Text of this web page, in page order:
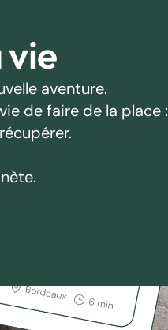
vie
aventure.
de faire de la place :